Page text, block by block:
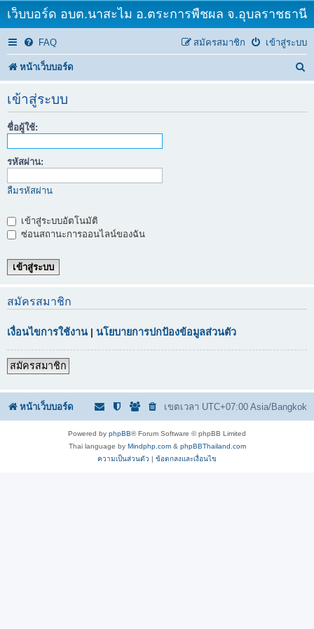
เว็บบอร์ด อบต.นาสะไม อ.ตระการพืชผล จ.อุบลราชธานี
FAQ เข้าสู่ระบบ
สมัครสมาชิก
หน้าเว็บบอร์ด
เข้าสู่ระบบ
ชื่อผู้ใช้:
รหัสผ่าน:
ลืมรหัสผ่าน
เข้าสู่ระบบอัตโนมัติ
ซ่อนสถานะการออนไลน์ของฉัน
สมัครสมาชิก
เงื่อนไขการใช้งาน | นโยบายการปกป้องข้อมูลส่วนตัว
สมัครสมาชิก
หน้าเว็บบอร์ด เขตเวลา UTC+07:00 Asia/Bangkok
Powered by phpBB® Forum Software © phpBB Limited
Thai language by Mindphp.com& phpBBThailand.com
ความเป็นส่วนตัว | ข้อตกลงและเงื่อนไข